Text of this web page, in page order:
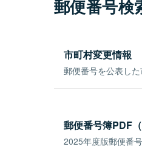
郵便番号検
市町村変更情報
郵便番号を公表し
郵便番号簿PDF
2025年度版郵便番